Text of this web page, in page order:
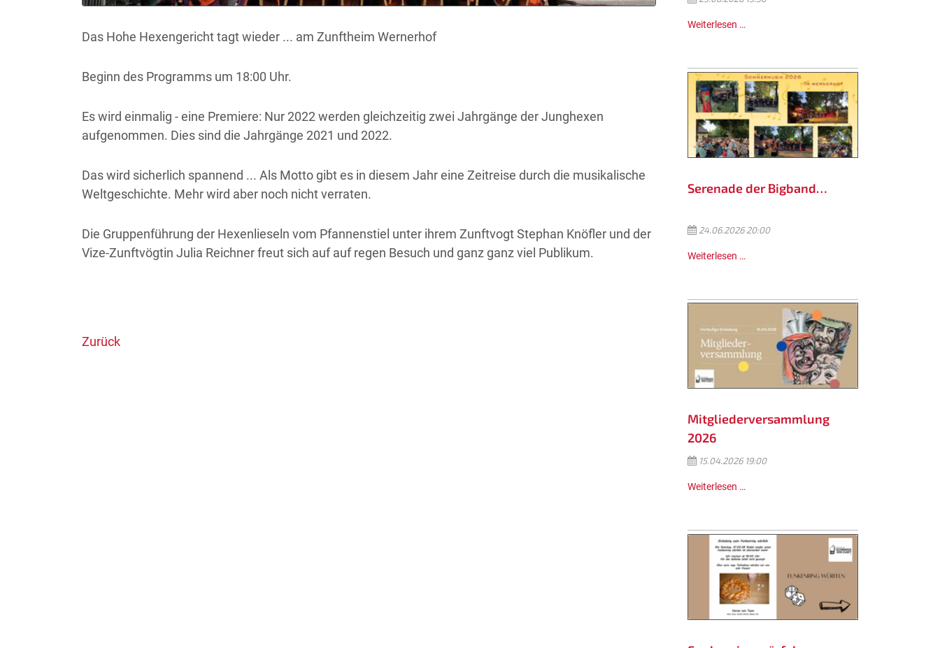
Das Hohe Hexengericht tagt wieder ... am Zunftheim Wernerhof
Beginn des Programms um 18:00 Uhr.
Es wird einmalig - eine Premiere: Nur 2022 werden gleichzeitig zwei Jahrgänge der Junghexen
aufgenommen. Dies sind die Jahrgänge 2021 und 2022.
Das wird sicherlich spannend ... Als Motto gibt es in diesem Jahr eine Zeitreise durch die musikalische
Weltgeschichte. Mehr wird aber noch nicht verraten.
Die Gruppenführung der Hexenlieseln vom Pfannenstiel unter ihrem Zunftvogt Stephan Knöfler und der
Vize-Zunftvögtin Julia Reichner freut sich auf auf regen Besuch und ganz ganz viel Publikum.
Zurück
Weiterlesen …
Serenade der Bigband…
24.06.2026 20:00
Weiterlesen …
Mitgliederversammlung
2026
15.04.2026 19:00
Weiterlesen …